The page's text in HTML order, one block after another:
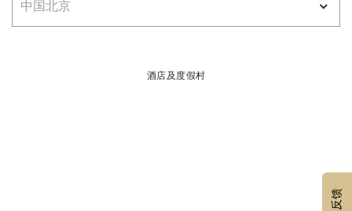
酒店及度假村
反馈